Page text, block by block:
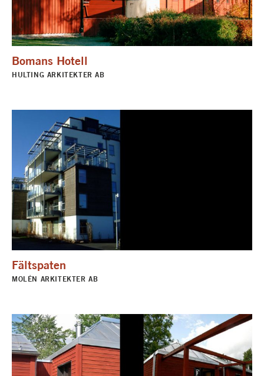
Bomans Hotell
HULTING ARKITEKTER AB
Fältspaten
MOLÉN ARKITEKTER AB